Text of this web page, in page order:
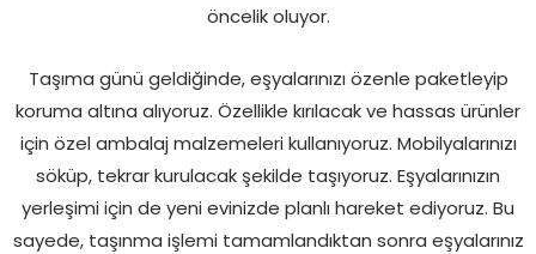
öncelik oluyor.
Taşıma günü geldiğinde, eşyalarınızı özenle paketleyip
koruma altına alıyoruz. Özellikle kırılacak ve hassas ürünler
için özel ambalaj malzemeleri kullanıyoruz. Mobilyalarınızı
söküp, tekrar kurulacak şekilde taşıyoruz. Eşyalarınızın
yerleşimi için de yeni evinizde planlı hareket ediyoruz. Bu
sayede, taşınma işlemi tamamlandıktan sonra eşyalarınız